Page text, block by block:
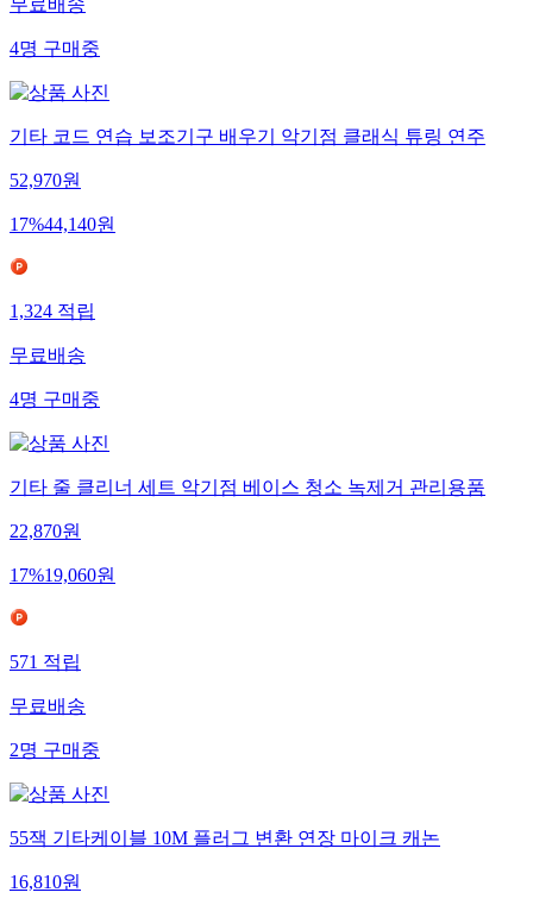
무료배송
4명구매중
기타 코드 연습 보조기구 배우기 악기점 클래식 튜링 연주
52,970원
17%44,140원
1,324적립
무료배송
4명구매중
기타 줄 클리너 세트 악기점 베이스 청소 녹제거 관리용품
22,870원
17%19,060원
571적립
무료배송
2명구매중
55잭 기타케이블 10M 플러그 변환 연장 마이크 캐논
16,810원